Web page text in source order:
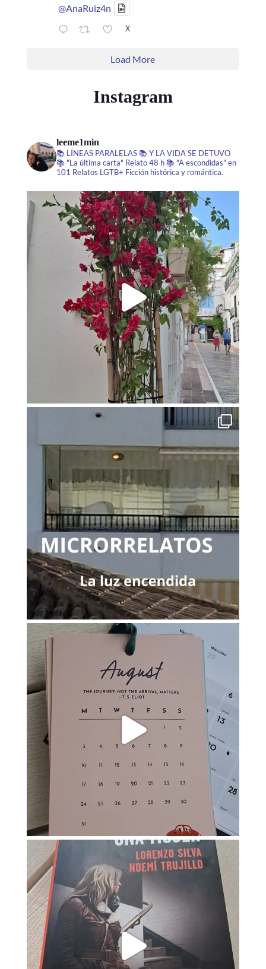
@AnaRuiz4n
X
Load More
Instagram
leeme1min
📚 LÍNEAS PARALELAS📚 Y LA VIDA SE DETUVO
📚 "La última carta" Relato 48 h📚 "A escondidas" en
101 Relatos LGTB+ Ficción histórica y romántica.